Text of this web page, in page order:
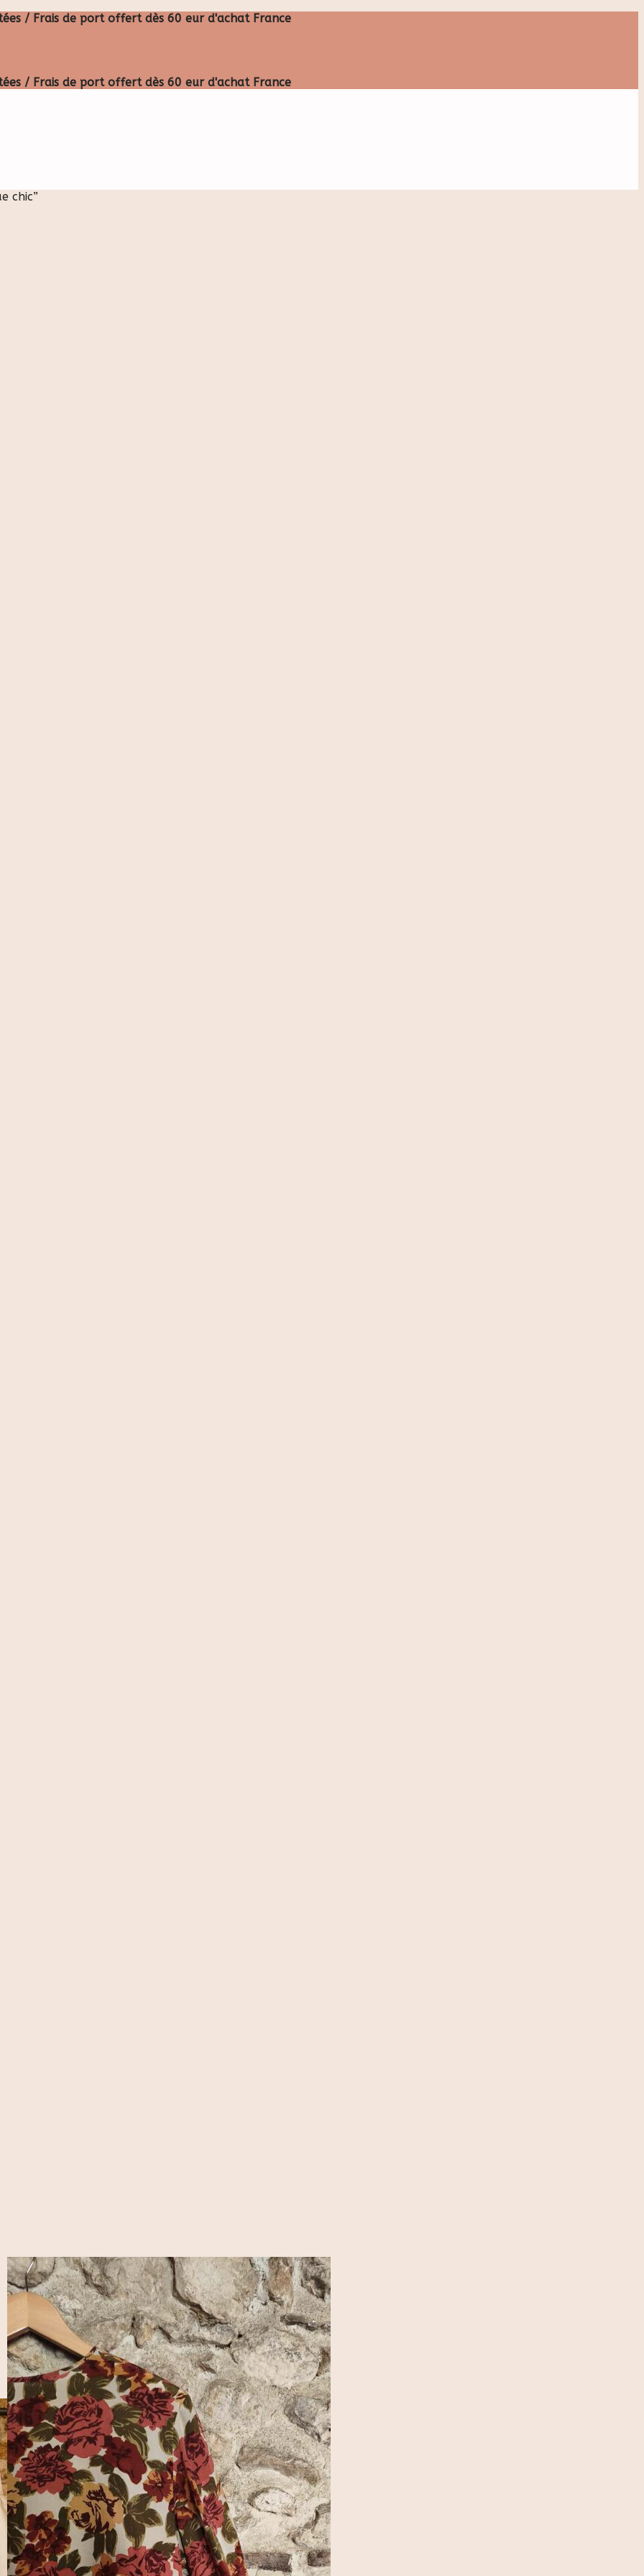
/ Frais de port offert dès 60 eur d'achat France
/ Frais de port offert dès 60 eur d'achat France
chic”